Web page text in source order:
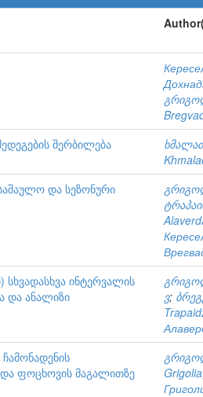
შერბილება
და სეზონური
ინტერვალის
და ანალიზი
ვ;
და ფოცხოვის მაგალითზე